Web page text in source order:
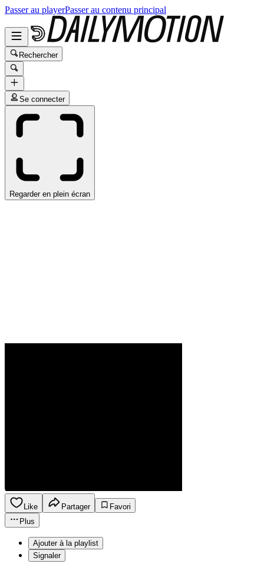
Passer au playerPasser au contenu principal
Rechercher
Se connecter
Regarder en plein écran
Like Partager
Favori
Plus
Ajouter à la playlist
Signaler